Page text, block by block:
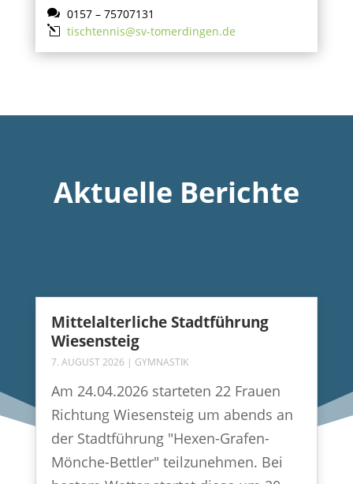
 0157 – 75707131
l tischtennis@sv-tomerdingen.de
Aktuelle Berichte
Mittelalterliche Stadtführung
Wiesensteig
7. AUGUST 2026 | GYMNASTIK
Am 24.04.2026 starteten 22 Frauen
Richtung Wiesensteig um abends an
der Stadtführung "Hexen-Grafen-
Mönche-Bettler" teilzunehmen. Bei